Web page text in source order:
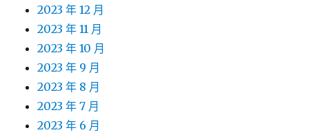
2023 年 12 月
2023 年 11 月
2023 年 10 月
2023 年 9 月
2023 年 8 月
2023 年 7 月
2023 年 6 月